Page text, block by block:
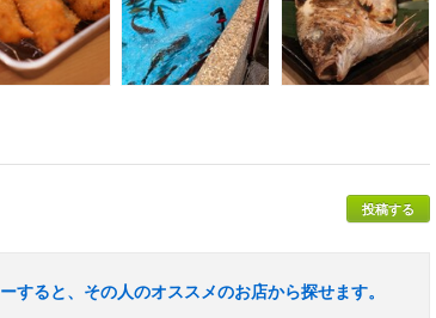
投稿する
すると、その人のオススメのお店から探せます。